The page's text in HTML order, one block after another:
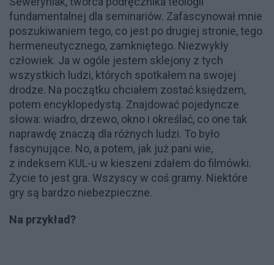
fundamentalnej dla seminariów. Zafascynował mnie
poszukiwaniem tego, co jest po drugiej stronie, tego
hermeneutycznego, zamkniętego. Niezwykły
człowiek. Ja w ogóle jestem sklejony z tych
wszystkich ludzi, których spotkałem na swojej
drodze. Na początku chciałem zostać księdzem,
potem encyklopedystą. Znajdować pojedyncze
słowa: wiadro, drzewo, okno i określać, co one tak
naprawdę znaczą dla różnych ludzi. To było
fascynujące. No, a potem, jak już pani wie,
z indeksem KUL-u w kieszeni zdałem do filmówki.
Życie to jest gra. Wszyscy w coś gramy. Niektóre
gry są bardzo niebezpieczne.
Na przykład?